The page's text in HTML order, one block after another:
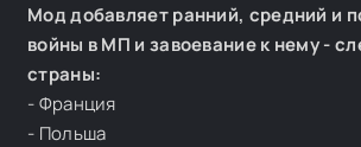
Мод добавляет ранний, средний и
войны в МП и завоевание к нему -
страны:
- Франция
- Польша